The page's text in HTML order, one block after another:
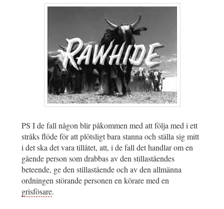
PS I de fall någon blir påkommen med att följa med i ett
stråks flöde för att plötsligt bara stanna och ställa sig mitt
i det ska det vara tillåtet, att, i de fall det handlar om en
gående person som drabbas av den stillaståendes
beteende, ge den stillastående och av den allmänna
ordningen störande personen en körare med en
grisfösare.